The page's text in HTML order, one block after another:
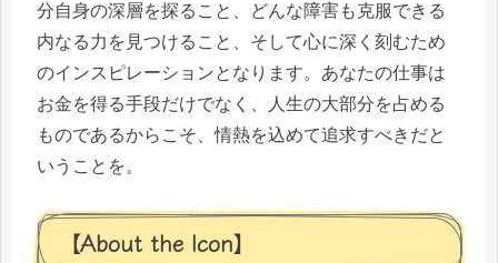
分自身の深層を探ること、どんな障害も克服できる
内なる力を見つけること、そして心に深く刻むため
のインスピレーションとなります。あなたの仕事は
お金を得る手段だけでなく、人生の大部分を占める
ものであるからこそ、情熱を込めて追求すべきだと
いうことを。
【About the Icon】